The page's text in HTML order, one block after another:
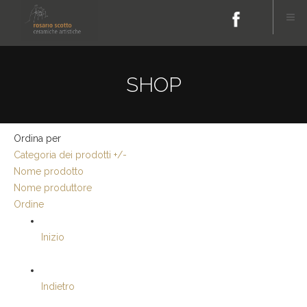
SHOP
Ordina per
Categoria dei prodotti +/-
Nome prodotto
Nome produttore
Ordine
Inizio
Indietro